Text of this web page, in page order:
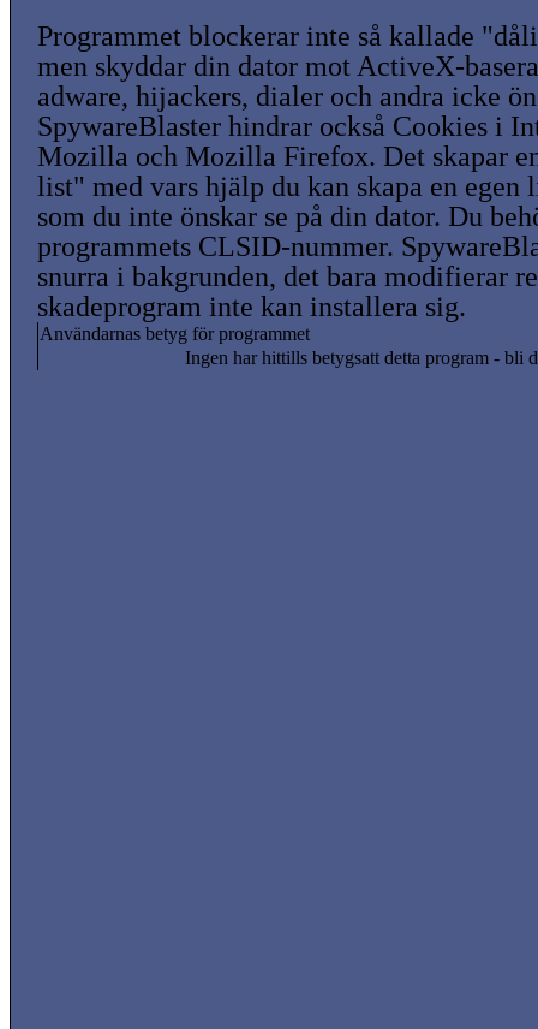
Programmet blockerar inte så kallade
men skyddar din dator mot ActiveX-
adware, hijackers, dialer och andra icke
SpywareBlaster hindrar också Cookies i
Mozilla och Mozilla Firefox. Det skapar
list" med vars hjälp du kan skapa en egen
som du inte önskar se på din dator. Du
programmets CLSID-nummer.
snurra i bakgrunden, det bara modifierar
skadeprogram inte kan installera sig.
Användarnas betyg för programmet
Ingen har hittills betygsatt detta program - bli